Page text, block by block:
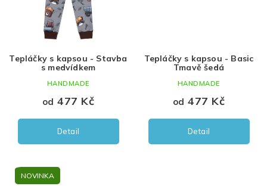
žlutá
mineral
medová
158
170
Tepláčky s kapsou - Stavba
s medvídkem
od 477 Kč
Detail
HANDMADE
Tepláčky s kapsou - Basic
Tmavě šedá
od 477 Kč
Detail
HANDMADE
NOVINKA